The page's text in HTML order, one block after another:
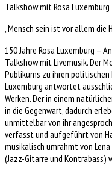
Talkshow mit Rosa Luxemburg
„Mensch sein ist vor allem die
150 Jahre Rosa Luxemburg –
Talkshow mit Livemusik. Der
Publikums zu ihren politischen
Luxemburg antwortet
Werken. Der in einem
in die Gegenwart, dadurch
unmittelbar von ihr
verfasst und aufgeführt von
musikalisch umrahmt von
(Jazz-Gitarre und